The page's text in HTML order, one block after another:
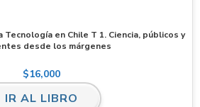
Tecnología en Chile T 1. Ciencia, públicos y
desde los márgenes
$16,000
IR AL LIBRO